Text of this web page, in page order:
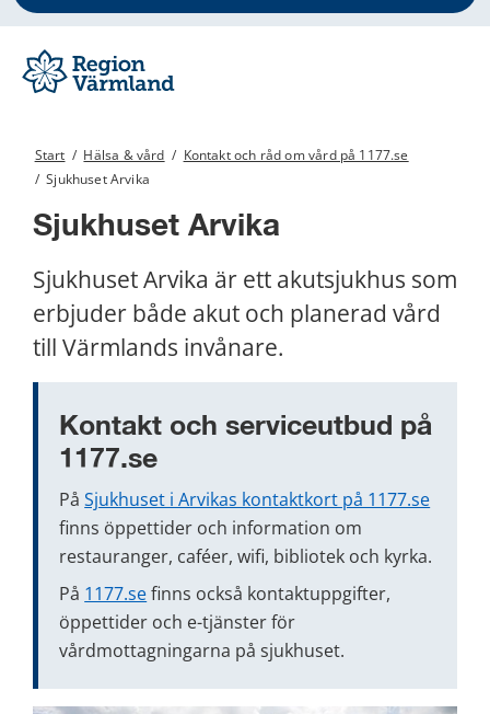
Start / Hälsa & vård / Kontakt och råd om vård på 1177.se
/ Sjukhuset Arvika
Sjukhuset Arvika
Sjukhuset Arvika är ett akutsjukhus som
erbjuder både akut och planerad vård
till Värmlands invånare.
Kontakt och serviceutbud på
1177.se
På Sjukhuset i Arvikas kontaktkort på 1177.se
finns öppettider och information om
restauranger, caféer, wifi, bibliotek och kyrka.
På 1177.se finns också kontaktuppgifter,
öppettider och e-tjänster för
vårdmottagningarna på sjukhuset.